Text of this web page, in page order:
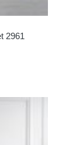
2961